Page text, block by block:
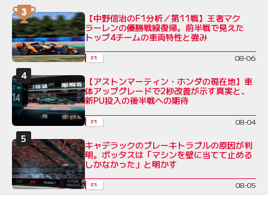
【中野信治のF1分析／第11戦】王者マク
ラーレンの優勝戦線復帰。前半戦で見えた
トップ4チームの車両特性と強み
F1 08-06
【アストンマーティン・ホンダの現在地】車
体アップグレードで2秒改善が示す真実と、
新PU投入の後半戦への期待
F1 08-04
キャデラックのブレーキトラブルの原因が判
明。ボッタスは「マシンを壁に当てて止める
しかなかった」と明かす
F1 08-05